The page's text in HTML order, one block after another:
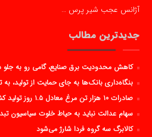
آژانس عجب شیر پرس …
جدیدترین مطالب
کاهش محدودیت برق صنایع، گامی رو به جلو
بنگاه‌داری بانک‌ها به جای حمایت از تولید،
صادرات ۱۰ هزار تن مرغ معادل ۱.۵ روز تولید کشور است
سهام عدالت نباید به حیاط خلوت سیاسیون
کالابرگ سه گروه فردا شارژ می‌شود